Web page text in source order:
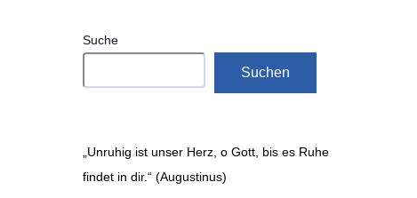
Suche
Suchen
„Unruhig ist unser Herz, o Gott, bis es Ruhe
findet in dir.“ (Augustinus)